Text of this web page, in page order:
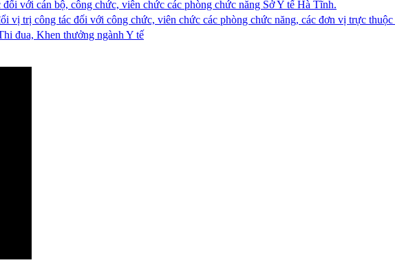
với cán bộ, công chức, viên chức các phòng chức năng Sở Y tế Hà Tĩnh.
vị trị công tác đối với công chức, viên chức các phòng chức năng, các đơn vị trực
đua, Khen thưởng ngành Y tế